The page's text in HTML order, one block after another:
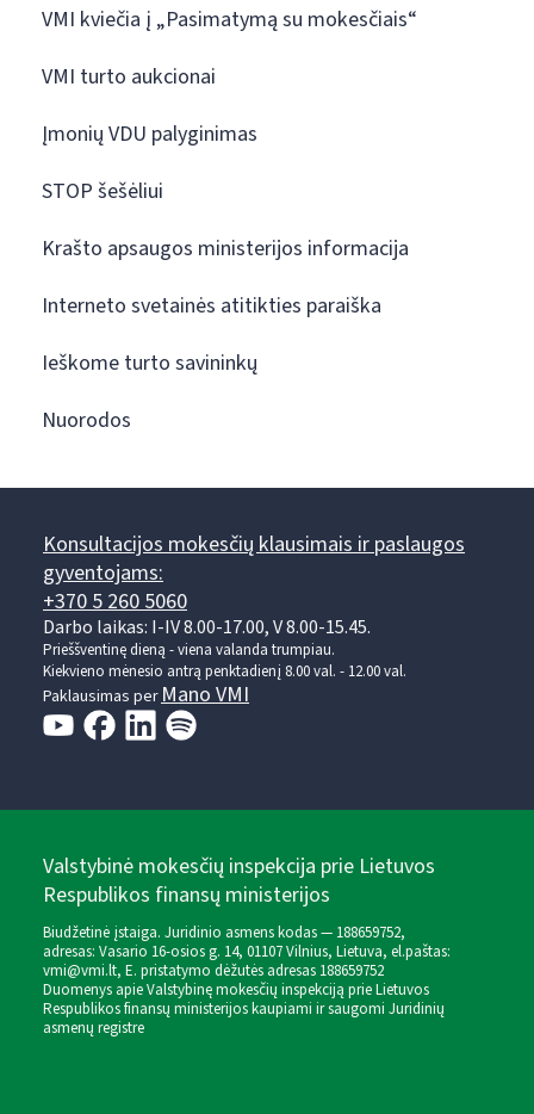
VMI kviečia į „Pasimatymą su mokesčiais“
VMI turto aukcionai
Įmonių VDU palyginimas
STOP šešėliui
Krašto apsaugos ministerijos informacija
Interneto svetainės atitikties paraiška
Ieškome turto savininkų
Nuorodos
Konsultacijos mokesčių klausimais ir paslaugos
gyventojams:
+370 5 260 5060
Darbo laikas: I-IV 8.00-17.00, V 8.00-15.45.
Prieššventinę dieną - viena valanda trumpiau.
Kiekvieno mėnesio antrą penktadienį 8.00 val. - 12.00 val.
Paklausimas perMano VMI
Valstybinė mokesčių inspekcija prie Lietuvos
Respublikos finansų ministerijos
Biudžetinė įstaiga. Juridinio asmens kodas — 188659752,
adresas: Vasario 16-osios g. 14, 01107 Vilnius, Lietuva, el.paštas:
vmi@vmi.lt, E. pristatymo dėžutės adresas 188659752
Duomenys apie Valstybinę mokesčių inspekciją prie Lietuvos
Respublikos finansų ministerijos kaupiami ir saugomi Juridinių
asmenų registre